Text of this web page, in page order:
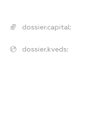
dossier.capital:
dossier.kveds: